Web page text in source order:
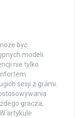
być
modeli.
nie tylko
sesji z grami.
gracza,
artykule